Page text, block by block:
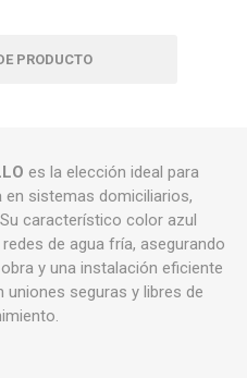
PRODUCTO
es la elección ideal para
en sistemas domiciliarios,
característico color azul
de agua fría, asegurando
y una instalación eficiente
uniones seguras y libres de